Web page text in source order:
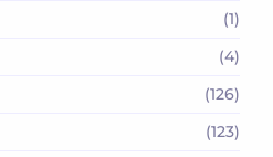
(1)
(4)
(126)
(123)